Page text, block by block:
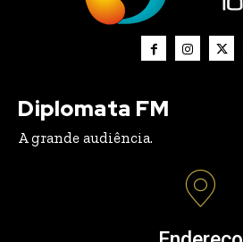
Diplomata FM
A grande audiência.